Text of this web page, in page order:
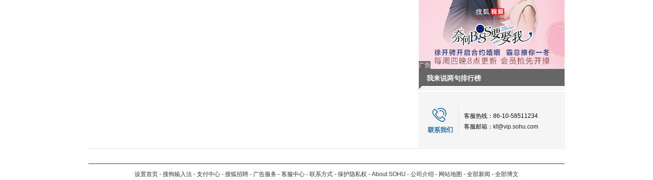
广告
我来说两句排行榜
客服热线：86-10-58511234
客服邮箱： kf@vip.sohu.com
设置首页 - 搜狗输入法 - 支付中心 - 搜狐招聘 - 广告服务 - 客服中心 - 联系方式 - 保护隐私权 - About SOHU - 公司介绍 - 网站地图 - 全部新闻 - 全部博文